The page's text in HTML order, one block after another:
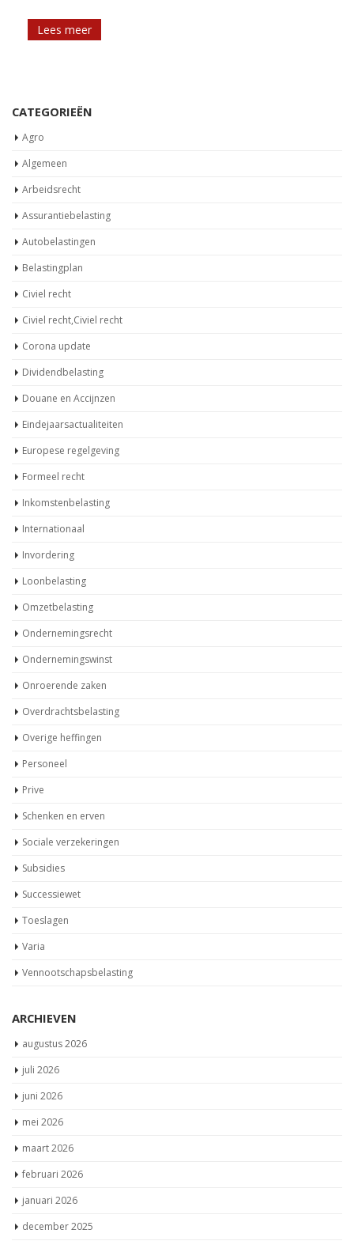
Lees meer
CATEGORIEËN
Agro
Algemeen
Arbeidsrecht
Assurantiebelasting
Autobelastingen
Belastingplan
Civiel recht
Civiel recht,Civiel recht
Corona update
Dividendbelasting
Douane en Accijnzen
Eindejaarsactualiteiten
Europese regelgeving
Formeel recht
Inkomstenbelasting
Internationaal
Invordering
Loonbelasting
Omzetbelasting
Ondernemingsrecht
Ondernemingswinst
Onroerende zaken
Overdrachtsbelasting
Overige heffingen
Personeel
Prive
Schenken en erven
Sociale verzekeringen
Subsidies
Successiewet
Toeslagen
Varia
Vennootschapsbelasting
ARCHIEVEN
augustus 2026
juli 2026
juni 2026
mei 2026
maart 2026
februari 2026
januari 2026
december 2025